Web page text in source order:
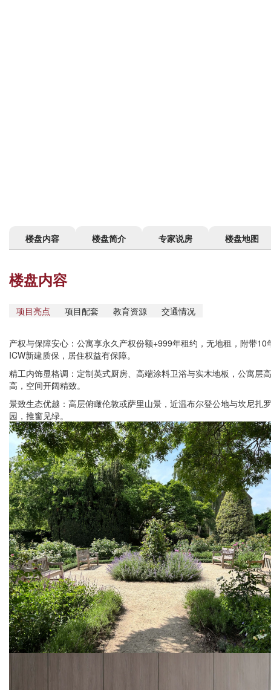
楼盘内容 楼盘简介 专家说房 楼盘地图
楼盘内容
项目亮点 项目配套 教育资源 交通情况
产权与保障安心：公寓享永久产权份额+999年租约，无地租，附带10
ICW新建质保，居住权益有保障。
精工内饰显格调：定制英式厨房、高端涂料卫浴与实木地板，公寓层
高，空间开阔精致。
景致生态优越：高层俯瞰伦敦或萨里山景，近温布尔登公地与坎尼扎
园，推窗见绿。